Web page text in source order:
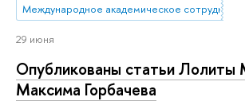
Международное академическое
29 июня
Опубликованы статьи Лолиты
Максима Горбачева